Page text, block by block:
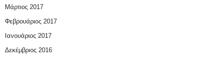
Μάρτιος 2017
Φεβρουάριος 2017
Ιανουάριος 2017
Δεκέμβριος 2016